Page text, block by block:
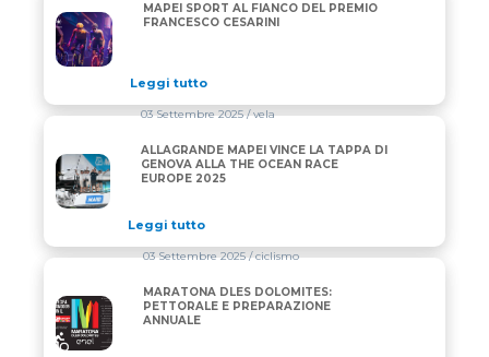
MAPEI SPORT AL FIANCO DEL PREMIO FRANCESCO
MAPEI SPORT AL FIANCO DEL PREMIO
FRANCESCO CESARINI
Leggi tutto
ALLAGRANDE MAPEI VINCE LA TAPPA DI GENOVA
03 Settembre 2025/ vela
ALLAGRANDE MAPEI VINCE LA TAPPA DI
GENOVA ALLA THE OCEAN RACE
EUROPE 2025
Leggi tutto
MARATONA DLES DOLOMITES: PETTORALE E
03 Settembre 2025/ ciclismo
MARATONA DLES DOLOMITES:
PETTORALE E PREPARAZIONE
ANNUALE